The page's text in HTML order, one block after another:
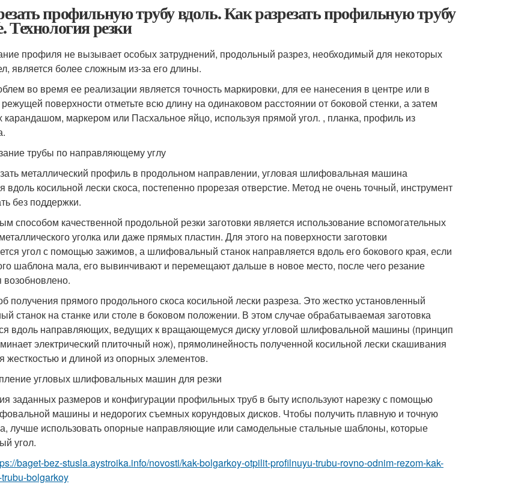
профильную трубу вдоль. Как разрезать профильную трубу
Технология резки
профиля не вызывает особых затруднений, продольный разрез, необходимый для некоторых
является более сложным из-за его длины.
во время ее реализации является точность маркировки, для ее нанесения в центре или в
режущей поверхности отметьте всю длину на одинаковом расстоянии от боковой стенки, а затем
карандашом, маркером или Пасхальное яйцо, используя прямой угол. , планка, профиль из
трубы по направляющему углу
металлический профиль в продольном направлении, угловая шлифовальная машина
вдоль косильной лески скоса, постепенно прорезая отверстие. Метод не очень точный, инструмент
без поддержки.
способом качественной продольной резки заготовки является использование вспомогательных
уголка или даже прямых пластин. Для этого на поверхности заготовки
угол с помощью зажимов, а шлифовальный станок направляется вдоль его бокового края, если
шаблона мала, его вывинчивают и перемещают дальше в новое место, после чего резание
возобновлено.
получения прямого продольного скоса косильной лески разреза. Это жестко установленный
станок на станке или столе в боковом положении. В этом случае обрабатываемая заготовка
вдоль направляющих, ведущих к вращающемуся диску угловой шлифовальной машины (принцип
электрический плиточный нож), прямолинейность полученной косильной лески скашивания
жесткостью и длиной из опорных элементов.
угловых шлифовальных машин для резки
заданных размеров и конфигурации профильных труб в быту используют нарезку с помощью
машины и недорогих съемных корундовых дисков. Чтобы получить плавную и точную
лучше использовать опорные направляющие или самодельные стальные шаблоны, которые
угол.
baget-bez-stusla.aystroika.info/novosti/kak-bolgarkoy-otpilit-profilnuyu-trubu-rovno-odnim-rezom-kak-
bolgarkoy